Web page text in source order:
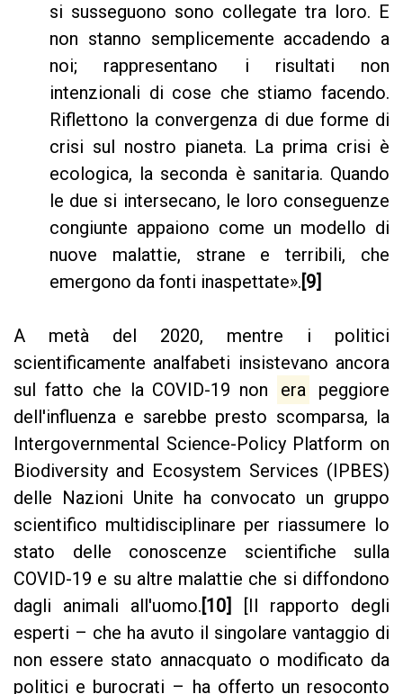
si susseguono sono collegate tra loro. E
non stanno semplicemente accadendo a
noi; rappresentano i risultati non
intenzionali di cose che stiamo facendo.
Riflettono la convergenza di due forme di
crisi sul nostro pianeta. La prima crisi è
ecologica, la seconda è sanitaria. Quando
le due si intersecano, le loro conseguenze
congiunte appaiono come un modello di
nuove malattie, strane e terribili, che
emergono da fonti inaspettate».[9]
A metà del 2020, mentre i politici
scientificamente analfabeti insistevano ancora
sul fatto che la COVID-19 non
era
peggiore
dell'influenza e sarebbe presto scomparsa, la
Intergovernmental Science-Policy Platform on
Biodiversity and Ecosystem Services (IPBES)
delle Nazioni Unite ha convocato un gruppo
scientifico multidisciplinare per riassumere lo
stato delle conoscenze scientifiche sulla
COVID-19 e su altre malattie che si diffondono
dagli animali all'uomo.[10]
[Il rapporto degli
esperti – che ha avuto il singolare vantaggio di
non essere stato annacquato o modificato da
politici e burocrati – ha offerto un resoconto